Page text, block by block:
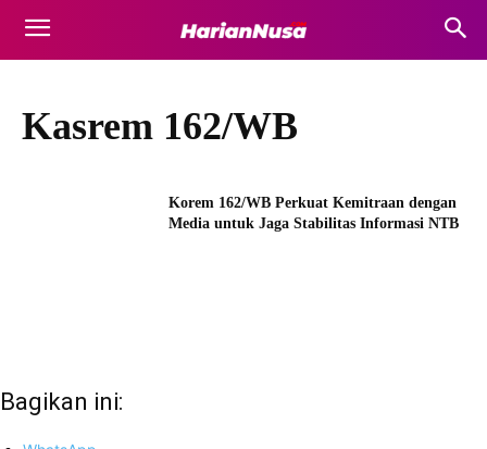
Kasrem 162/WB
Korem 162/WB Perkuat Kemitraan dengan
Media untuk Jaga Stabilitas Informasi NTB
Bagikan ini: